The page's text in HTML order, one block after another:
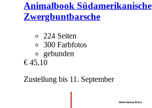
Animalbook Südamerikanische
Zwergbuntbarsche
224 Seiten
300 Farbfotos
gebunden
€ 45,10
Zustellung bis 11. September